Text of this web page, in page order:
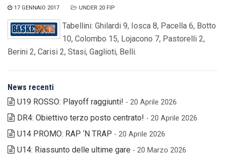
17 GENNAIO 2017 UNDER 20 FIP
Tabellini: Ghilardi 9, Iosca 8, Pacella 6, Botto
10, Colombo 15, Lojacono 7, Pastorelli 2,
Berini 2, Carisi 2, Stasi, Gaglioti, Belli.
News recenti
U19 ROSSO: Playoff raggiunti! - 20 Aprile 2026
DR4: Obiettivo terzo posto centrato! - 20 Aprile 2026
U14 PROMO: RAP ‘N TRAP - 20 Aprile 2026
U14: Riassunto delle ultime gare - 20 Marzo 2026